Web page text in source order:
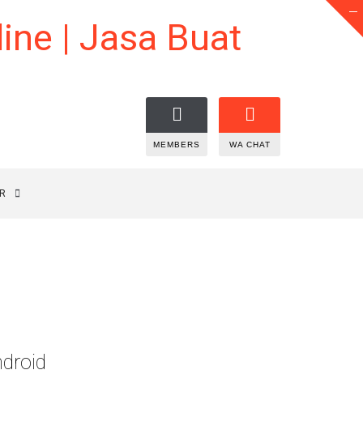
MEMBERS WA CHAT